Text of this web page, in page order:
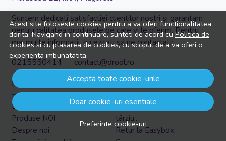
Acest site foloseste cookies pentru a va oferi functionalitatea
dorita. Navigand in continuare, sunteti de acord cu Politica de
cookiessi cu plasarea de cookies, cu scopul de a va oferi o
experienta imbunatatita.
Accepta toate cookie-urile
Doar cookie-uri esentiale
Preferinte cookie-uri
RO28922760
J2011001981232
Marasesti 22, Ilfov, Magurele
Suntem dedicati satisfactiei clientilor nostri și garantam
pentru calitatea produsele pe care vi le oferim. Pentru
mai multe informatii, nu ezitati să ne contactati:
0215550414 contact@drool.ro
Despre noi Informatii Utile